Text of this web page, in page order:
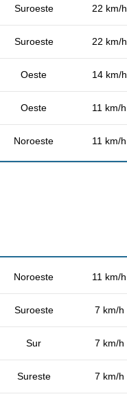
Suroeste 22 km/h
Suroeste 22 km/h
Oeste 14 km/h
Oeste 11 km/h
Noroeste 11 km/h
Noroeste 11 km/h
Suroeste 7 km/h
Sur 7 km/h
Sureste 7 km/h